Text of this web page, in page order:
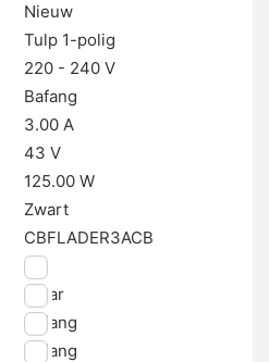
Nieuw
Tulp 1-polig
220 - 240 V
Bafang
3.00 A
43 V
125.00 W
Zwart
CBFLADER3ACB
3 A
1 jaar
Bafang
Bafang